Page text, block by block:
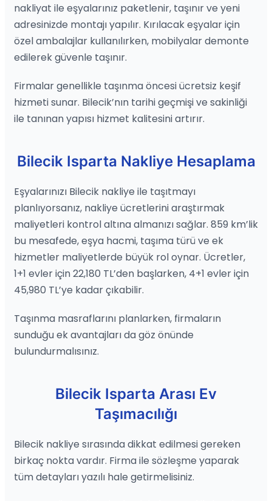
nakliyat ile eşyalarınız paketlenir, taşınır ve yeni
adresinizde montajı yapılır. Kırılacak eşyalar için
özel ambalajlar kullanılırken, mobilyalar demonte
edilerek güvenle taşınır.
Firmalar genellikle taşınma öncesi ücretsiz keşif
hizmeti sunar. Bilecik’nın tarihi geçmişi ve sakinliği
ile tanınan yapısı hizmet kalitesini artırır.
Bilecik Isparta Nakliye Hesaplama
Eşyalarınızı Bilecik nakliye ile taşıtmayı
planlıyorsanız, nakliye ücretlerini araştırmak
maliyetleri kontrol altına almanızı sağlar. 859 km’lik
bu mesafede, eşya hacmi, taşıma türü ve ek
hizmetler maliyetlerde büyük rol oynar. Ücretler,
1+1 evler için 22,180 TL’den başlarken, 4+1 evler için
45,980 TL’ye kadar çıkabilir.
Taşınma masraflarını planlarken, firmaların
sunduğu ek avantajları da göz önünde
bulundurmalısınız.
Bilecik Isparta Arası Ev
Taşımacılığı
Bilecik nakliye sırasında dikkat edilmesi gereken
birkaç nokta vardır. Firma ile sözleşme yaparak
tüm detayları yazılı hale getirmelisiniz.